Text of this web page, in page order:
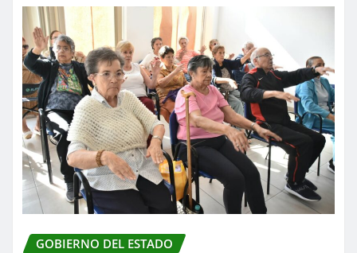
GOBIERNO DEL ESTADO